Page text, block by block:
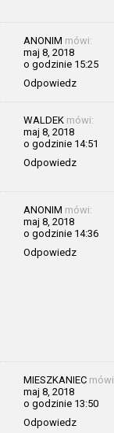
ANONIM mówi:
maj 8, 2018
o godzinie 15:25
Odpowiedz
WALDEK mówi:
maj 8, 2018
o godzinie 14:51
Odpowiedz
ANONIM mówi:
maj 8, 2018
o godzinie 14:36
Odpowiedz
MIESZKANIEC
maj 8, 2018
o godzinie 13:50
Odpowiedz